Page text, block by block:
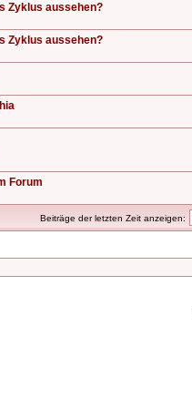
Zyklus aussehen?
Zyklus aussehen?
Forum
Beiträge der letzten Zeit anzeigen: